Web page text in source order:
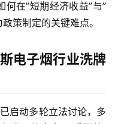
在”短期经济收益”与”
策制定的关键难点。
电子烟行业洗牌
启动多轮立法讨论，多